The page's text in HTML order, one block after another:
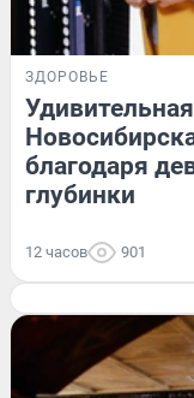
ЗДОРОВЬЕ
благодаря
глубинки
12 часов 901